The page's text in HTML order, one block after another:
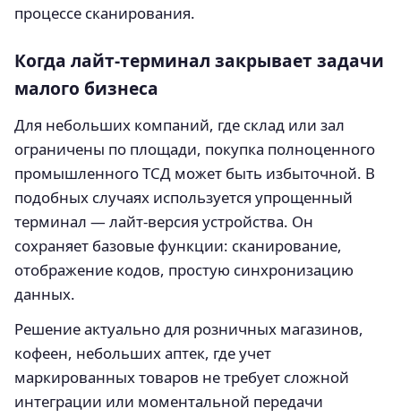
процессе сканирования.
Когда лайт-терминал закрывает задачи
малого бизнеса
Для небольших компаний, где склад или зал
ограничены по площади, покупка полноценного
промышленного ТСД может быть избыточной. В
подобных случаях используется упрощенный
терминал — лайт‑версия устройства. Он
сохраняет базовые функции: сканирование,
отображение кодов, простую синхронизацию
данных.
Решение актуально для розничных магазинов,
кофеен, небольших аптек, где учет
маркированных товаров не требует сложной
интеграции или моментальной передачи